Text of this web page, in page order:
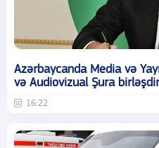
Azərbaycanda Media və
və Audiovizual Şura
16:22